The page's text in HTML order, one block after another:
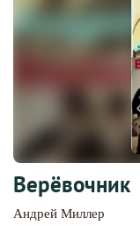
Верёвочник
Андрей Миллер